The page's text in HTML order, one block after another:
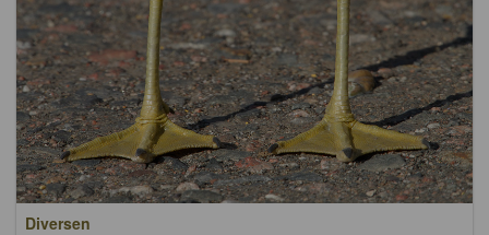
Diversen